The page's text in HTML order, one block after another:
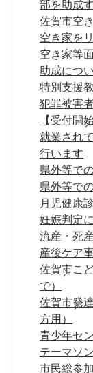
部を助成
佐賀市空
空き家を
空き家等
助成につ
特別支援
犯罪被害
【受付開
就業され
行います
県外等で
県外等で
月児健康
妊娠判定
流産・死
産後ケア
佐賀市こ
で）
佐賀市発
方用）
青少年セ
テーマソ
市民総参